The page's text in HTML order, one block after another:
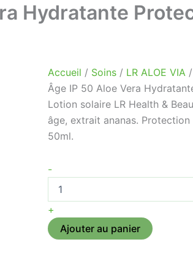
Hydratante
Accueil / Soins / LR ALOE VIA /
Âge IP 50 Aloe Vera
Lotion solaire LR Health &
âge, extrait ananas.
50ml.
-
+
Ajouter au panier